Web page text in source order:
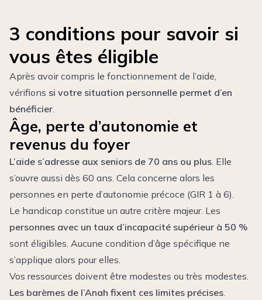
3 conditions pour savoir si
vous êtes éligible
Après avoir compris le fonctionnement de l’aide,
vérifions si votre situation personnelle permet d’en
bénéficier.
Âge, perte d’autonomie et
revenus du foyer
L’aide s’adresse aux seniors de 70 ans ou plus. Elle
s’ouvre aussi dès 60 ans. Cela concerne alors les
personnes en perte d’autonomie précoce (GIR 1 à 6).
Le handicap constitue un autre critère majeur. Les
personnes avec un taux d’incapacité supérieur à 50 %
sont éligibles. Aucune condition d’âge spécifique ne
s’applique alors pour elles.
Vos ressources doivent être modestes ou très modestes.
Les barèmes de l’Anah fixent ces limites précises.